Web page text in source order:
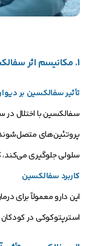
1. مکانیسم اثر سفالکسین در کودکان و تأثیر آن بر باکتری‌ها
تأثیر سفالکسین بر
سفالکسین با اختلال در
سلولی جلوگیری
کاربرد سفالکسین
این دارو معمولاً برای
استرپتوکوکی در